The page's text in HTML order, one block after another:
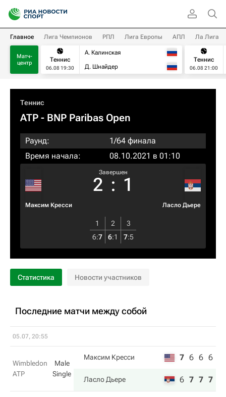
Главное Лига Чемпионов РПЛ Лига Европы АПЛ Ла Лига
Матч-
центр
Теннис
06.08 19:30
А. Калинская
Д. Шнайдер
Теннис
06.08 21:00
Теннис
ATP - BNP Paribas Open
Раунд:
1/64 финала
Время начала:
08.10.2021 в 01:10
Максим Кресси
Завершен
2 : 1
Ласло Дьере
1 2
3
6:7 6:1 7:5
Статистика Новости участников
Последние матчи между собой
05.07, 20:55
Wimbledon
ATP
Male
Single
Максим Кресси 7 6 6 6
Ласло Дьере 6 7 7 7